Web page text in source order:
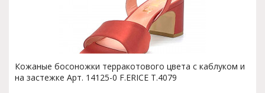
Кожаные босоножки терракотового цвета с каблуком и
на застежке Арт. 14125-0 F.ERICE T.4079